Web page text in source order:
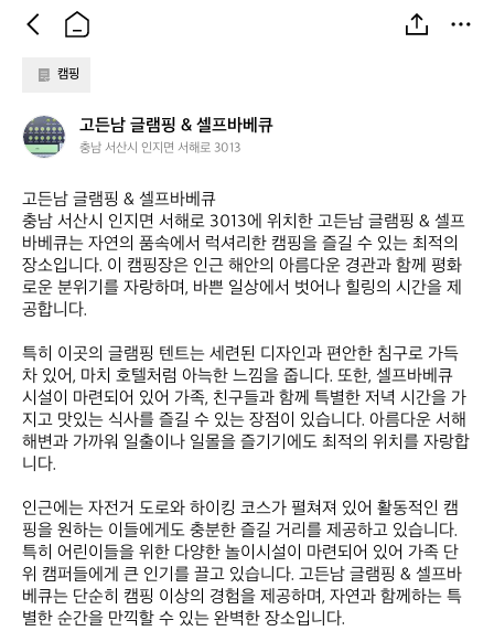
캠핑
고
든
글
램
핑
&
셀
프
바
큐
고든남 글램핑 & 셀프바베큐
충남 서산시 인지면 서해로 3013
고든남 글램핑 & 셀프바베큐
충남 서산시 인지면 서해로 3013에 위치한 고든남 글램핑 & 셀프
바베큐는 자연의 품속에서 럭셔리한 캠핑을 즐길 수 있는 최적의
장소입니다. 이 캠핑장은 인근 해안의 아름다운 경관과 함께 평화
로운 분위기를 자랑하며, 바쁜 일상에서 벗어나 힐링의 시간을 제
공합니다.
특히 이곳의 글램핑 텐트는 세련된 디자인과 편안한 침구로 가득
차 있어, 마치 호텔처럼 아늑한 느낌을 줍니다. 또한, 셀프바베큐
시설이 마련되어 있어 가족, 친구들과 함께 특별한 저녁 시간을 가
지고 맛있는 식사를 즐길 수 있는 장점이 있습니다. 아름다운 서해
해변과 가까워 일출이나 일몰을 즐기기에도 최적의 위치를 자랑합
니다.
인근에는 자전거 도로와 하이킹 코스가 펼쳐져 있어 활동적인 캠
핑을 원하는 이들에게도 충분한 즐길 거리를 제공하고 있습니다.
특히 어린이들을 위한 다양한 놀이시설이 마련되어 있어 가족 단
위 캠퍼들에게 큰 인기를 끌고 있습니다. 고든남 글램핑 & 셀프바
베큐는 단순히 캠핑 이상의 경험을 제공하며, 자연과 함께하는 특
별한 순간을 만끽할 수 있는 완벽한 장소입니다.